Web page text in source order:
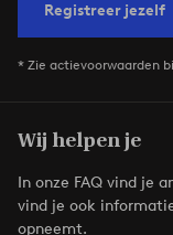
Registreer jezelf
* Zie actievoorwaarden
Wij helpen je
In onze FAQ vind je
vind je ook
opneemt.